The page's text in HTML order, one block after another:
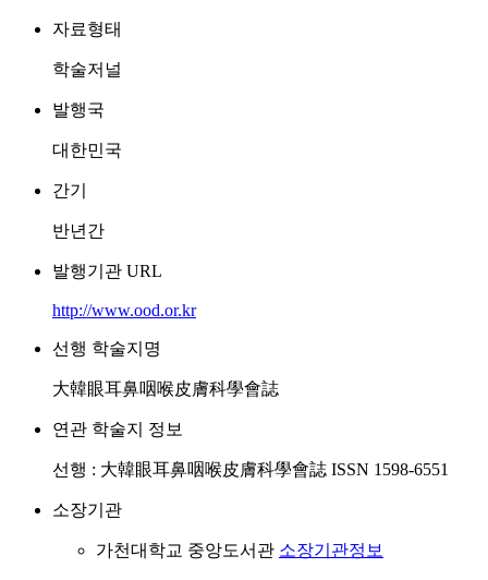
자료형태
학술저널
발행국
대한민국
간기
반년간
발행기관 URL
http://www.ood.or.kr
선행 학술지명
大韓眼耳鼻咽喉皮膚科學會誌
연관 학술지 정보
선행 : 大韓眼耳鼻咽喉皮膚科學會誌 ISSN 1598-6551
소장기관
가천대학교 중앙도서관 소장기관정보